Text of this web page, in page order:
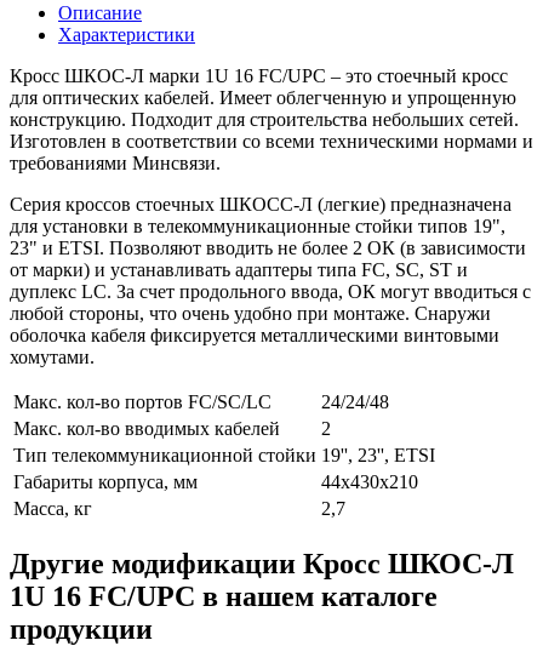
Описание
Характеристики
Кросс ШКОС-Л марки 1U 16 FC/UPC – это стоечный кросс
для оптических кабелей. Имеет облегченную и упрощенную
конструкцию. Подходит для строительства небольших сетей.
Изготовлен в соответствии со всеми техническими нормами и
требованиями Минсвязи.
Серия кроссов стоечных ШКОСС-Л (легкие) предназначена
для установки в телекоммуникационные стойки типов 19",
23" и ETSI. Позволяют вводить не более 2 ОК (в зависимости
от марки) и устанавливать адаптеры типа FC, SC, ST и
дуплекс LC. За счет продольного ввода, ОК могут вводиться с
любой стороны, что очень удобно при монтаже. Снаружи
оболочка кабеля фиксируется металлическими винтовыми
хомутами.
Макс. кол-во портов FC/SC/LC
24/24/48
Макс. кол-во вводимых кабелей
2
Тип телекоммуникационной стойки 19'', 23'', ETSI
Габариты корпуса, мм
44х430х210
Масса, кг
2,7
Другие модификации Кросс ШКОС-Л
1U 16 FC/UPC в нашем каталоге
продукции